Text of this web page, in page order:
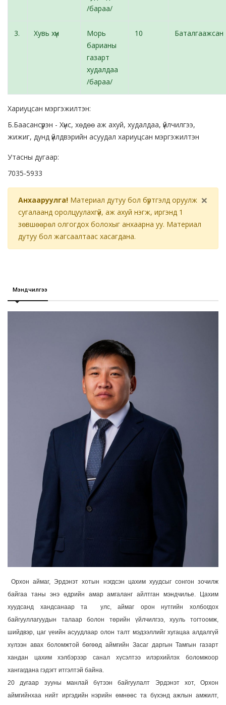
/бараа/
3. Хувь хүн
Морь
барианы
газарт
худалдаа
/бараа/
10 Баталгаажсан
Хариуцсан мэргэжилтэн:
Б.Баасансүрэн - Хүнс, хөдөө аж ахуй, худалдаа, үйлчилгээ,
жижиг, дунд үйлдвэрийн асуудал хариуцсан мэргэжилтэн
Утасны дугаар:
7035-5933
×
Анхааруулга! Материал дутуу бол бүртгэлд оруулж
сугалаанд оролцуулахгүй, аж ахуй нэгж, иргэнд 1
зөвшөөрөл олгогдох болохыг анхаарна уу. Материал
дутуу бол жагсаалтаас хасагдана.
Мэндчилгээ
Орхон аймаг, Эрдэнэт хотын нэгдсэн цахим хуудсыг сонгон зочилж
байгаа таны энэ өдрийн амар амгаланг айлтган мэндчилье. Цахим
хуудсанд хандсанаар та улс, аймаг орон нутгийн холбогдох
байгууллагуудын талаар болон төрийн үйлчилгээ, хууль тогтоомж,
шийдвэр, цаг үеийн асуудлаар олон талт мэдээллийг хугацаа алдалгүй
хүлээн авах боломжтой бөгөөд аймгийн Засаг даргын Тамгын газарт
хандан цахим хэлбэрээр санал хүсэлтээ илэрхийлэх боломжоор
хангагдана гэдэгт итгэлтэй байна.
20 дугаар зууны манлай бүтээн байгуулалт Эрдэнэт хот, Орхон
аймгийнхаа нийт иргэдийн нэрийн өмнөөс та бүхэнд ажлын амжилт,